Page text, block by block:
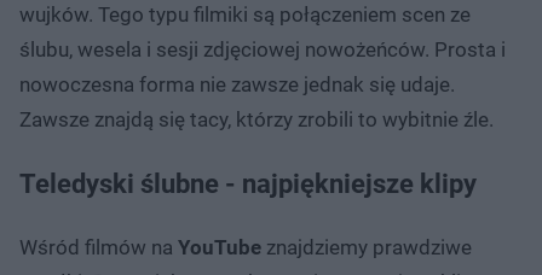
wujków. Tego typu filmiki są połączeniem scen ze
ślubu, wesela i sesji zdjęciowej nowożeńców. Prosta i
nowoczesna forma nie zawsze jednak się udaje.
Zawsze znajdą się tacy, którzy zrobili to wybitnie źle.
Teledyski ślubne - najpiękniejsze klipy
Wśród filmów na YouTube znajdziemy prawdziwe